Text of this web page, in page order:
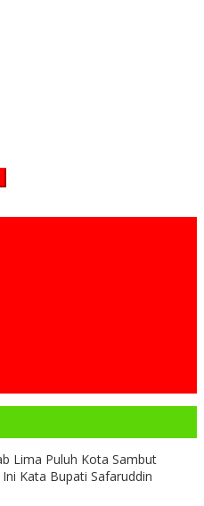
Lima Puluh Kota Sambut
Kata Bupati Safaruddin